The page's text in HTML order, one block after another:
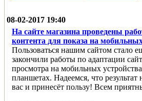
08-02-2017 19:40
На сайте магазина проведены
контента для показа на
Пользоваться нашим сайтом стало
закончили работы по адаптации
просмотра на мобильных
планшетах. Надеемся, что
вас и принесёт пользу! Всем